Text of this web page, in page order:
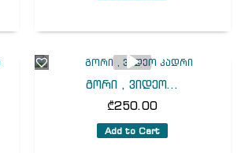
გორი , ვიდეო...
₾250.00
Add to Cart